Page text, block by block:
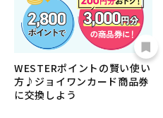
WESTERポイントの賢い使い
方♪ジョイワンカード商品券
に交換しよう